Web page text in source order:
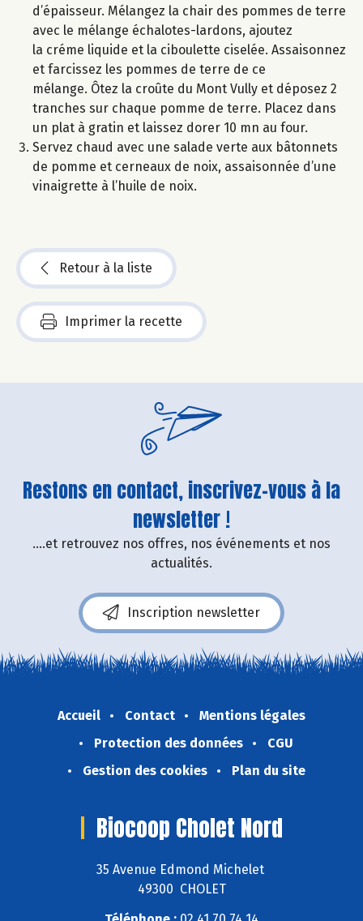
d’épaisseur. Mélangez la chair des pommes de terre
avec le mélange échalotes-lardons, ajoutez
la créme liquide et la ciboulette ciselée. Assaisonnez
et farcissez les pommes de terre de ce
mélange. Ôtez la croûte du Mont Vully et déposez 2
tranches sur chaque pomme de terre. Placez dans
un plat à gratin et laissez dorer 10 mn au four.
Servez chaud avec une salade verte aux bâtonnets
de pomme et cerneaux de noix, assaisonnée d’une
vinaigrette à l’huile de noix.
Retour à la liste
Imprimer la recette
Restons en contact, inscrivez-vous à la
newsletter !
....et retrouvez nos offres, nos événements et nos
actualités.
Inscription newsletter
Accueil Contact
Mentions légales
Protection des données
CGU
Gestion des cookies
Plan du site
Biocoop Cholet Nord
35 Avenue Edmond Michelet
49300 CHOLET